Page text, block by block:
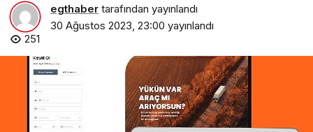
egthaber tarafından yayınlandı
30 Ağustos 2023, 23:00 yayınlandı
251